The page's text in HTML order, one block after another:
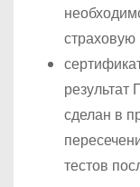
сделан в
тестов